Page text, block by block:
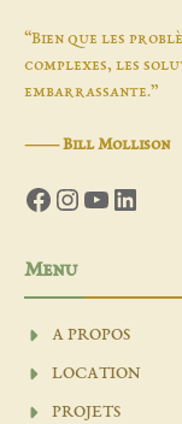
“Bien que les
complexes, les
embarrassante.”
―Bill Mollison
Facebook
Instagram
YouTube
Menu
A PROPOS
LOCATION
PROJETS